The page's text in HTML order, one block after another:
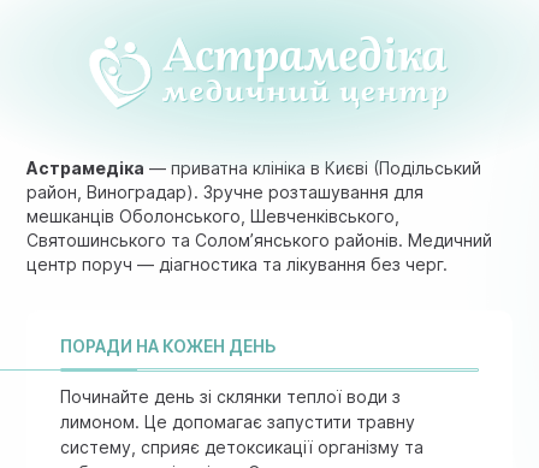
Астрамедіка — приватна клініка в Києві (Подільський
район, Виноградар). Зручне розташування для
мешканців Оболонського, Шевченківського,
Святошинського та Солом’янського районів. Медичний
центр поруч — діагностика та лікування без черг.
ПОРАДИ НА КОЖЕН ДЕНЬ
Починайте день зі склянки теплої води з
лимоном. Це допомагає запустити травну
систему, сприяє детоксикації організму та